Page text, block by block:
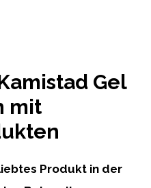
Gel
mit
Produkt in der